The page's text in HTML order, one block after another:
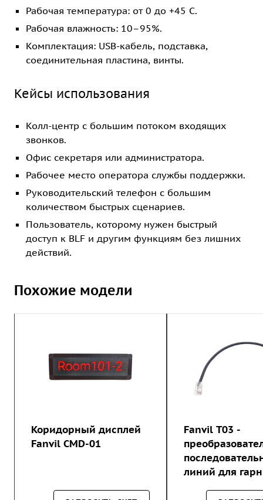
Рабочая температура: от 0 до +45 C.
Рабочая влажность: 10–95%.
Комплектация: USB-кабель, подставка,
соединительная пластина, винты.
Кейсы использования
Колл-центр с большим потоком входящих
звонков.
Офис секретаря или администратора.
Рабочее место оператора службы поддержки.
Руководительский телефон с большим
количеством быстрых сценариев.
Пользователь, которому нужен быстрый
доступ к BLF и другим функциям без лишних
действий.
Похожие модели
Коридорный дисплей
Fanvil CMD-01
Fanvil T03 -
линий для